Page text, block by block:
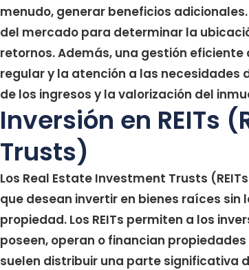
menudo, generar beneficios
del mercado para determinar la
retornos. Además, una gestión
regular y la atención a las necesidades
de los ingresos y la valorización del
Inversión en REITs
Trusts)
Los Real Estate Investment Trusts
que desean invertir en bienes raíces
propiedad. Los REITs permiten a los
poseen, operan o financian propiedades
suelen distribuir una parte significativa